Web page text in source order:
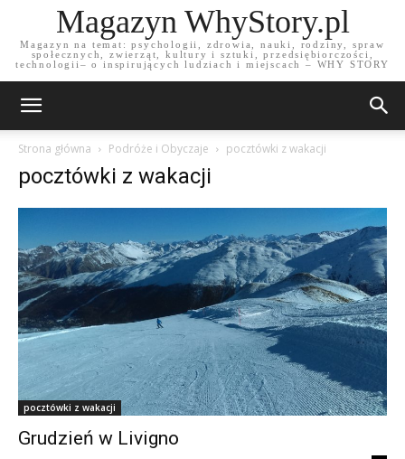
Magazyn WhyStory.pl
Magazyn na temat: psychologii, zdrowia, nauki, rodziny, spraw
społecznych, zwierząt, kultury i sztuki, przedsiębiorczości,
technologii– o inspirujących ludziach i miejscach – WHY STORY
Strona główna Podróże i Obyczaje pocztówki z wakacji
pocztówki z wakacji
pocztówki z wakacji
Grudzień w Livigno